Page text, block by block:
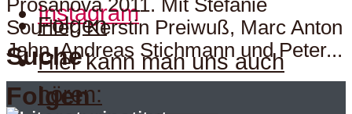
Suche
Instagram
Hier kann man uns auch
hören:
Folgen
Folgen
Prosanova 2011. Mit Stefanie
Sourlier, Kerstin Preiwuß, Marc Anton
Jahn, Andreas Stichmann und Peter...